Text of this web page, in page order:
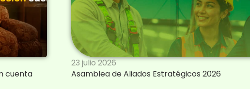
cuenta
23 julio 2026
Asamblea de Aliados Estratégicos 2026